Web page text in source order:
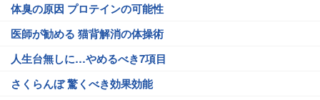
体臭の原因 プロテインの可能性
医師が勧める 猫背解消の体操術
人生台無しに…やめるべき7項目
さくらんぼ 驚くべき効果効能